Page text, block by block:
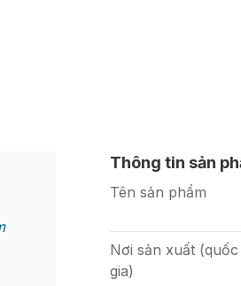
Thông tin sản
Tên sản phẩm
Nơi sản xuất (quốc
gia)